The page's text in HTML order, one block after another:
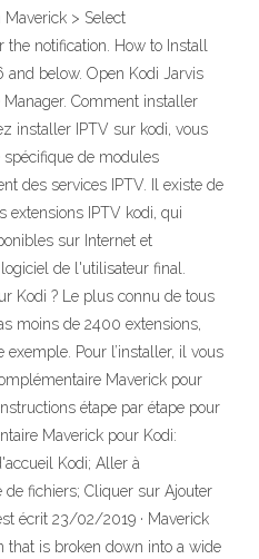
> Select
notification. How to Install
and below. Open Kodi Jarvis
Comment installer
installer IPTV sur kodi, vous
de modules
des services IPTV. Il existe de
extensions IPTV kodi, qui
sur Internet et
de l'utilisateur final.
Kodi ? Le plus connu de tous
moins de 2400 extensions,
Pour l’installer, il vous
Maverick pour
étape par étape pour
Maverick pour Kodi:
Kodi; Aller à
de fichiers; Cliquer sur Ajouter
écrit 23/02/2019 · Maverick
is broken down into a wide